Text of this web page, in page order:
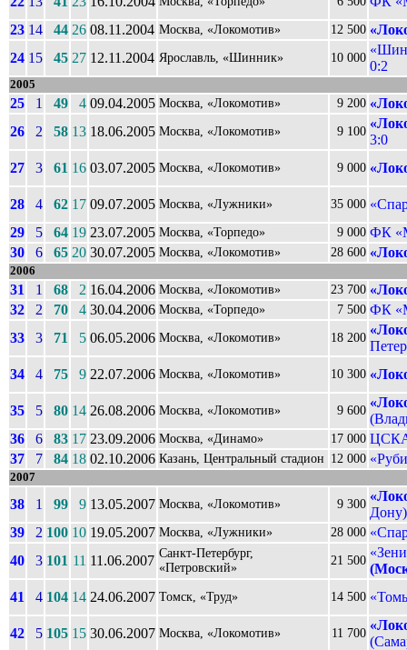
23 14 44 26 08.11.2004 Москва, «Локомотив» 12 500
24 15 45 27 12.11.2004 Ярославль, «Шинник» 10 000
0:2
2005
25 1 49 4 09.04.2005 Москва, «Локомотив» 9 200
26
2 58 13 18.06.2005 Москва, «Локомотив» 9 100
3:0
27
3 61 16 03.07.2005 Москва, «Локомотив» 9 000
28 4 62 17 09.07.2005 Москва, «Лужники» 35 000
29
5 64 19 23.07.2005 Москва, «Торпедо» 9 000 ФК
30
6 65 20 30.07.2005 Москва, «Локомотив» 28 600
2006
31 1 68 2 16.04.2006 Москва, «Локомотив» 23 700
32
2 70 4 30.04.2006 Москва, «Торпедо» 7 500 ФК
33
3 71 5 06.05.2006 Москва, «Локомотив» 18 200
34
4 75 9 22.07.2006 Москва, «Локомотив» 10 300
35 5 80 14 26.08.2006 Москва, «Локомотив» 9 600
36
6 83 17 23.09.2006 Москва, «Динамо» 17 000
37
7 84 18 02.10.2006 Казань, Центральный стадион 12 000
2007
38 1 99 9 13.05.2007 Москва, «Локомотив» 9 300
39
2 100 10 19.05.2007 Москва, «Лужники» 28 000
40
3 101 11 11.06.2007 Санкт-Петербург,
«Петровский»
21 500
41
4 104 14 24.06.2007 Томск, «Труд» 14 500
42 5 105 15 30.06.2007 Москва, «Локомотив» 11 700